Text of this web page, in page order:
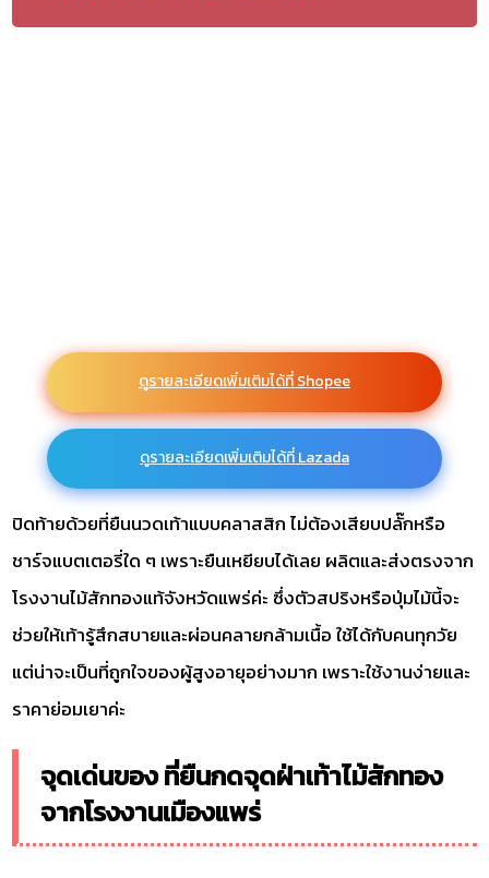
ดูรายละเอียดเพิ่มเติมได้ที่ Shopee
ดูรายละเอียดเพิ่มเติมได้ที่ Lazada
ปิดท้ายด้วยที่ยืนนวดเท้าแบบคลาสสิก ไม่ต้องเสียบปลั๊กหรือ
ชาร์จแบตเตอรี่ใด ๆ เพราะยืนเหยียบได้เลย ผลิตและส่งตรงจาก
โรงงานไม้สักทองแท้จังหวัดแพร่ค่ะ ซึ่งตัวสปริงหรือปุ่มไม้นี้จะ
ช่วยให้เท้ารู้สึกสบายและผ่อนคลายกล้ามเนื้อ ใช้ได้กับคนทุกวัย
แต่น่าจะเป็นที่ถูกใจของผู้สูงอายุอย่างมาก เพราะใช้งานง่ายและ
ราคาย่อมเยาค่ะ
จุดเด่นของ ที่ยืนกดจุดฝ่าเท้าไม้สักทอง
จากโรงงานเมืองแพร่